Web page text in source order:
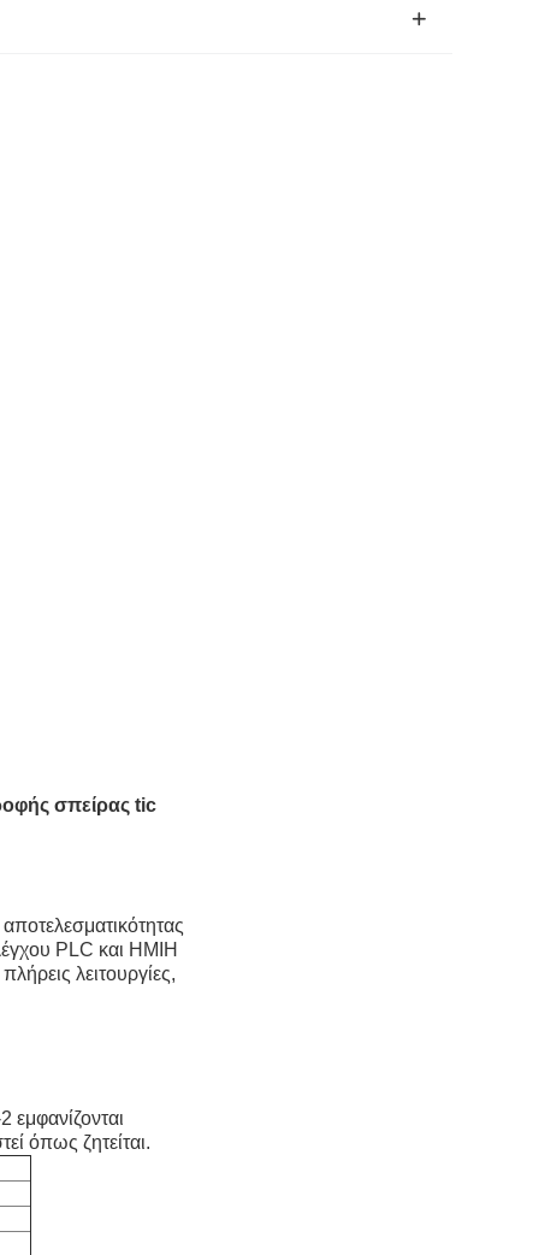
σπείρας tic
PLC και HMIΗ
λειτουργίες,
όπως ζητείται.